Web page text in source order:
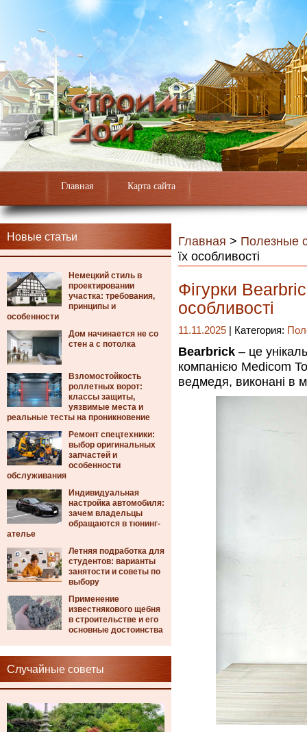
Главная Карта сайта
Новые статьи
Немецкий стиль в
проектировании
участка: требования,
принципы и
особенности
Дом начинается не со
стен а с потолка
Взломостойкость
роллетных ворот:
классы защиты,
уязвимые места и
реальные тесты на проникновение
Ремонт спецтехники:
выбор оригинальных
запчастей и
особенности
обслуживания
Индивидуальная
настройка автомобиля:
зачем владельцы
обращаются в тюнинг-
ателье
Летняя подработка для
студентов: варианты
занятости и советы по
выбору
Применение
известнякового щебня
в строительстве и его
основные достоинства
Случайные советы
Главная > Полезные
їх особливості
Фігурки
особливості
11.11.2025 | Категория:
Bearbrick – це
компанією Medicom
ведмедя, виконані в